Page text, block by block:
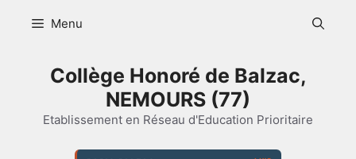
Menu
Collège Honoré de Balzac,
NEMOURS (77)
Etablissement en Réseau d'Education Prioritaire